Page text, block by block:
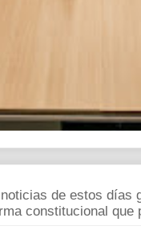
de estos días
constitucional